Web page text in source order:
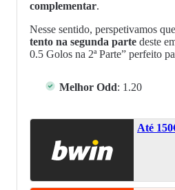
complementar.
Nesse sentido, perspetivamos
tento na segunda parte deste
0.5 Golos na 2ª Parte” perfeito
Melhor Odd: 1.20
Até